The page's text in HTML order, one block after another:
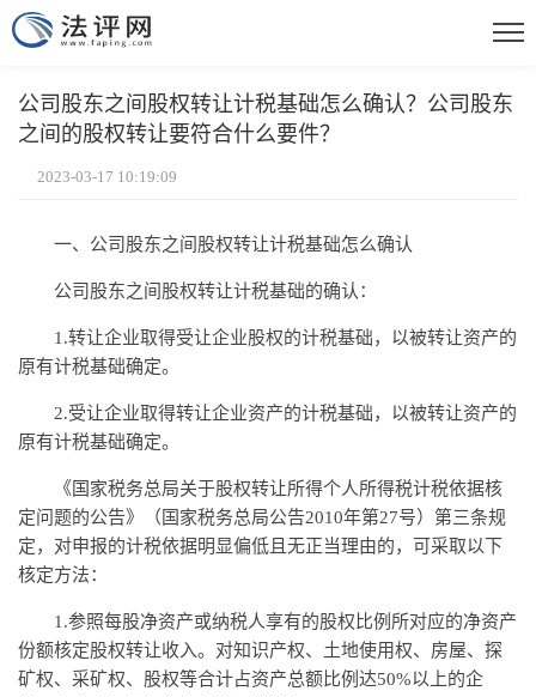
公司股东之间股权转让计税基础怎么确认？公司股东
之间的股权转让要符合什么要件？
2023-03-17 10:19:09
一、公司股东之间股权转让计税基础怎么确认
公司股东之间股权转让计税基础的确认：
1.转让企业取得受让企业股权的计税基础，以被转让资产的
原有计税基础确定。
2.受让企业取得转让企业资产的计税基础，以被转让资产的
原有计税基础确定。
《 国家税务总局关于股权转让所得个人所得税计税依据核
定问题的公告》（ 国家税务总局公告2010年第27号）第三条规
定，对申报的计税依据明显偏低且无正当理由的，可采取以下
核定方法：
1.参照每股净资产或纳税人享有的股权比例所对应的净资产
份额核定股权转让收入。对知识产权、土地使用权、房屋、探
矿权、采矿权、股权等合计占资产总额比例达50%以上的企